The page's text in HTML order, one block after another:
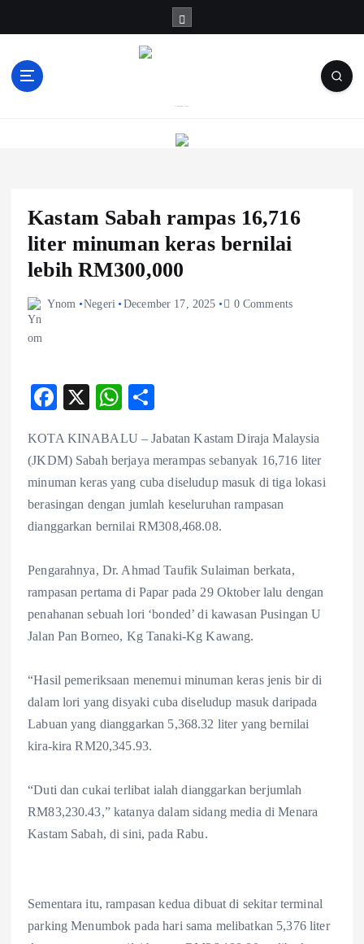
Kastam Sabah rampas 16,716
liter minuman keras bernilai
lebih RM300,000
Ynom Negeri December 17, 2025 0 Comments
F
eb
o
o
k
X
W
ts
A
p
p
re
KOTA KINABALU – Jabatan Kastam Diraja Malaysia
(JKDM) Sabah berjaya merampas sebanyak 16,716 liter
minuman keras yang cuba diseludup masuk di tiga lokasi
berasingan dengan jumlah keseluruhan rampasan
dianggarkan bernilai RM308,468.08.
Pengarahnya, Dr. Ahmad Taufik Sulaiman berkata,
rampasan pertama di Papar pada 29 Oktober lalu dengan
penahanan sebuah lori ‘bonded’ di kawasan Pusingan U
Jalan Pan Borneo, Kg Tanaki-Kg Kawang.
“Hasil pemeriksaan menemui minuman keras jenis bir di
dalam lori yang disyaki cuba diseludup masuk daripada
Labuan yang dianggarkan 5,368.32 liter yang bernilai
kira-kira RM20,345.93.
“Duti dan cukai terlibat ialah dianggarkan berjumlah
RM83,230.43,” katanya dalam sidang media di Menara
Kastam Sabah, di sini, pada Rabu.
Sementara itu, rampasan kedua dibuat di sekitar terminal
parking Menumbok pada hari sama melibatkan 5,376 liter